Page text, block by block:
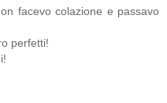
facevo colazione e passavo
perfetti!